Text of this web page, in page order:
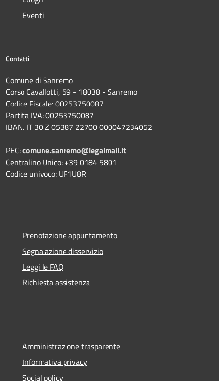
Eventi
Contatti
Comune di Sanremo
Corso Cavallotti, 59 - 18038 - Sanremo
Codice Fiscale: 00253750087
Partita IVA: 00253750087
IBAN: IT 30 Z 05387 22700 000047234052
PEC:comune.sanremo@legalmail.it
Centralino Unico: +39 0184 5801
Codice univoco: UF1U8R
Prenotazione appuntamento
Segnalazione disservizio
Leggi le FAQ
Richiesta assistenza
Amministrazione trasparente
Informativa privacy
Social policy